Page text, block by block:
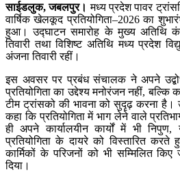
साईडलुक, जबलपुर। मध्य प्रदेश पावर
वार्षिक खेलकूद प्रतियोगिता–2026 का
हुआ। उद्घाटन समारोह के मुख्य अतिथि
तिवारी तथा विशिष्ट अतिथि मध्य प्रदेश
अंजना तिवारी रहीं।
इस अवसर पर प्रबंध संचालक ने अपने
प्रतियोगिता का उद्देश्य मनोरंजन नहीं, बल्कि
टीम ट्रांसको की भावना को सुदृढ़ करना है।
कहा कि प्रतियोगिता में भाग लेने वाले
ही अपने कार्यालयीन कार्यों में भी
प्रतियोगिता के दायरे को विस्तारित करते
कार्मिकों के परिजनों को भी सम्मिलित
दिया।